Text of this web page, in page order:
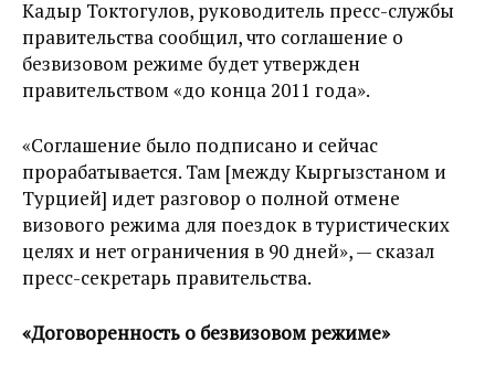
Кадыр Токтогулов, руководитель пресс-службы
правительства сообщил, что соглашение о
безвизовом режиме будет утвержден
правительством «до конца 2011 года».
«Соглашение было подписано и сейчас
прорабатывается. Там [между Кыргызстаном и
Турцией] идет разговор о полной отмене
визового режима для поездок в туристических
целях и нет ограничения в 90 дней», — сказал
пресс-секретарь правительства.
«Договоренность о безвизовом режиме»